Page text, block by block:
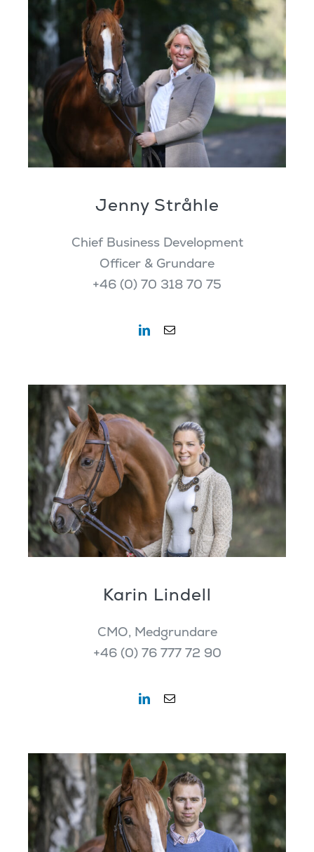
Jenny Stråhle
Chief Business Development
Officer & Grundare
+46 (0) 70 318 70 75
Karin Lindell
CMO, Medgrundare
+46 (0) 76 777 72 90